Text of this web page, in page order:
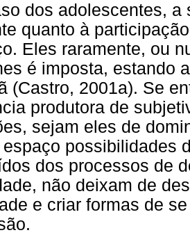
dos adolescentes,
quanto à
Eles raramente, ou
é imposta, estando
(Castro, 2001a). Se
produtora de
sejam eles de
possibilidades
dos processos de
não deixam de
e criar formas de